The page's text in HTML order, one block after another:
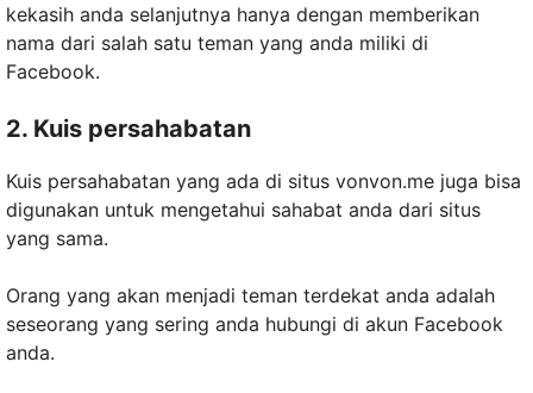
kekasih anda selanjutnya hanya dengan memberikan
nama dari salah satu teman yang anda miliki di
Facebook.
2. Kuis persahabatan
Kuis persahabatan yang ada di situs vonvon.me juga bisa
digunakan untuk mengetahui sahabat anda dari situs
yang sama.
Orang yang akan menjadi teman terdekat anda adalah
seseorang yang sering anda hubungi di akun Facebook
anda.